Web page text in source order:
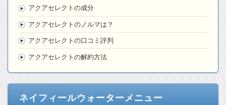
アクアセレクトの成分
アクアセレクトのノルマは？
アクアセレクトの口コミ評判
アクアセレクトの解約方法
ネイフィールウォーターメニュー